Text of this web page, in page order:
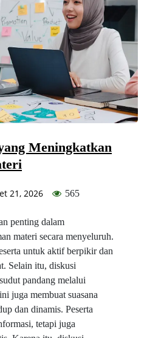
Meningkatkan
21, 2026 565
penting dalam
materi secara menyeluruh.
untuk aktif berpikir dan
Selain itu, diskusi
pandang melalui
juga membuat suasana
dan dinamis. Peserta
tetapi juga